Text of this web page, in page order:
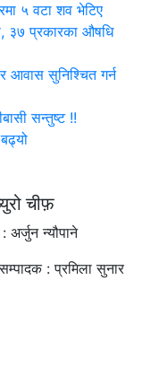
५ वटा शव भेटिए
३७ प्रकारका औषधि
र आवास सुनिश्चित गर्न
सन्तुष्ट !!
चीफ़
अर्जुन न्यौपाने
: प्रमिला सुनार